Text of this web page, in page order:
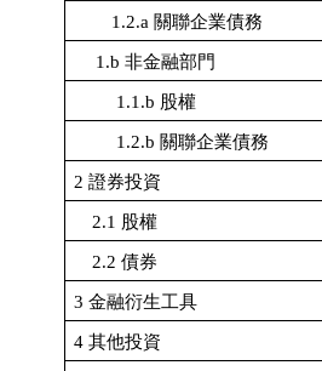
1.2.a 關聯企業債務
1.b 非金融部門
1.1.b 股權
1.2.b 關聯企業債務
2證券投資
2.1 股權
2.2 債券
3金融衍生工具
4其他投資